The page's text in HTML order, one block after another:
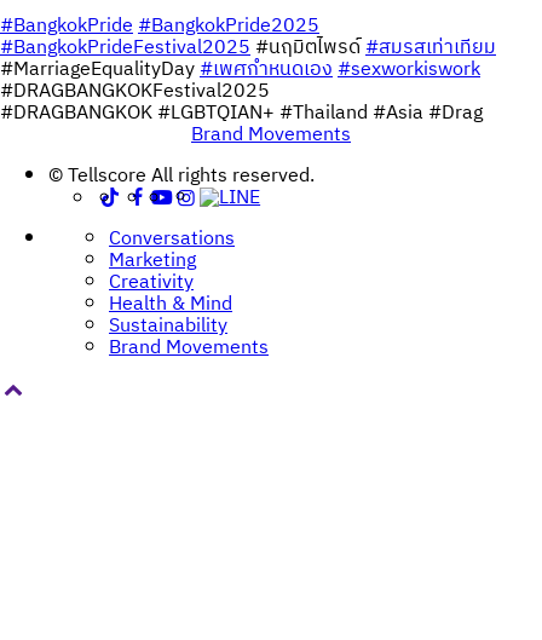
#BangkokPride#BangkokPride2025
#BangkokPrideFestival2025#นฤมิตไพรด์#สมรสเท่าเทียม
#MarriageEqualityDay#เพศกำหนดเอง#sexworkiswork
#DRAGBANGKOKFestival2025
#DRAGBANGKOK #LGBTQIAN+ #Thailand #Asia #Drag
Brand Movements
Post
navigation
© Tellscore All rights reserved.
Conversations
Marketing
Creativity
Health & Mind
Sustainability
Brand Movements